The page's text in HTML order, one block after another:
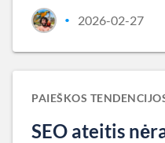
• 2026-02-27
PAIEŠKOS
SEO ateitis